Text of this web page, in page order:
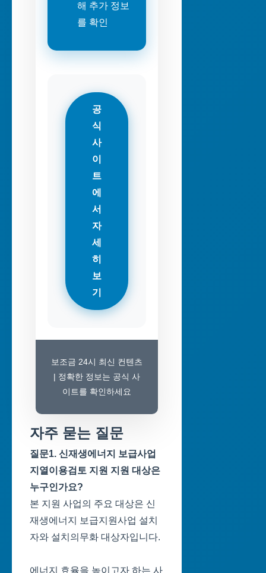
해 추가 정보
를 확인
공
식
사
이
트
에
서
자
세
히
보
기
보조금 24시 최신 컨텐츠
| 정확한 정보는 공식 사
이트를 확인하세요
자주 묻는 질문
질문1. 신재생에너지 보급사업
지열이용검토 지원 지원 대상은
누구인가요?
본 지원 사업의 주요 대상은 신
재생에너지 보급지원사업 설치
자와 설치의무화 대상자입니다.
에너지 효율을 높이고자 하는 사